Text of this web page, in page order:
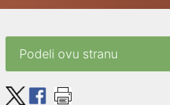
Podeli ovu stranu